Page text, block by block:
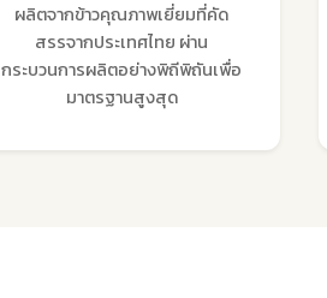
ผลิตจากข้าวคุณภาพเยี่ยมที่คัด
สรรจากประเทศไทย ผ่าน
กระบวนการผลิตอย่างพิถีพิถันเพื่อ
มาตรฐานสูงสุด